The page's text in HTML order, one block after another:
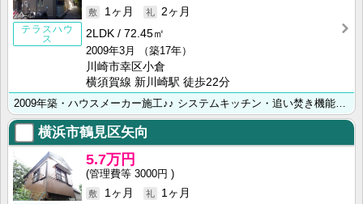
テラスハウ
ス
1ヶ月
2ヶ月
2LDK
72.45㎡
2009年3月
（築17年）
川崎市幸区小倉
横須賀線 新川崎駅 徒歩22分
横浜市鶴見区矢向
5.7万円
3000円
1ヶ月
1ヶ月